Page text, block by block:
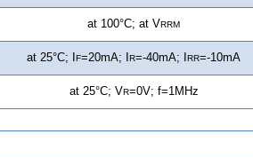
at 100°C; atVRRM
at 25°C; IF=20mA; IR=-40mA; IRR=-10mA
at 25°C; VR=0V; f=1MHz